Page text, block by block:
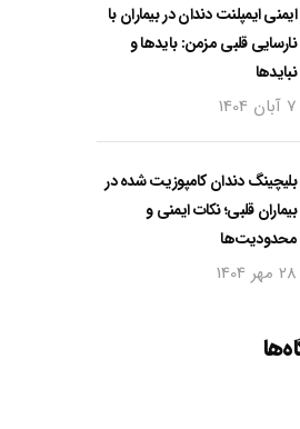
ایمنی ایمپلنت دندان در بیماران با
نارسایی قلبی مزمن: بایدها و
نبایدها
7 آبان 1404
بلیچینگ دندان کامپوزیت شده در
بیماران قلبی؛ نکات ایمنی و
محدودیت‌ها
28 مهر 1404